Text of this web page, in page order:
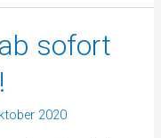
sofort
2020